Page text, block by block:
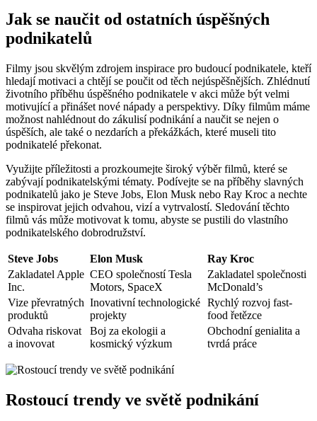
Jak se naučit od ostatních úspěšných
podnikatelů
Filmy jsou skvělým zdrojem inspirace pro budoucí podnikatele, kteří
hledají motivaci a chtějí se poučit od těch nejúspěšnějších. Zhlédnutí
životního příběhu úspěšného podnikatele v akci může být velmi
motivující a přinášet nové nápady a perspektivy. Díky filmům máme
možnost nahlédnout do zákulisí podnikání a naučit se nejen o
úspěších, ale také o nezdarích a překážkách, které museli tito
podnikatelé překonat.
Využijte příležitosti a prozkoumejte široký výběr filmů, které se
zabývají podnikatelskými tématy. Podívejte se na příběhy slavných
podnikatelů jako je Steve Jobs, Elon Musk nebo Ray Kroc a nechte
se inspirovat jejich odvahou, vizí a vytrvalostí. Sledování těchto
filmů vás může motivovat k tomu, abyste se pustili do vlastního
podnikatelského dobrodružství.
Steve Jobs Elon Musk
Ray Kroc
Zakladatel Apple
Inc.
CEO společností Tesla
Motors, SpaceX
Zakladatel společnosti
McDonald’s
Vize převratných
produktů
Inovativní technologické
projekty
Rychlý rozvoj fast-
food řetězce
Odvaha riskovat
a inovovat
Boj za ekologii a
kosmický výzkum
Obchodní genialita a
tvrdá práce
Rostoucí trendy ve světě podnikání